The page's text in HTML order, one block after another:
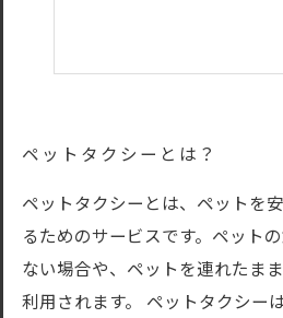
ペットタクシーとは？
ペットタクシーとは、ペットを
るためのサービスです。ペット
ない場合や、ペットを連れたま
利用されます。 ペットタクシー